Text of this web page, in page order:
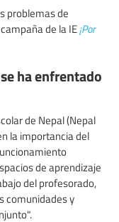
problemas de
de la IE ¡Por
ha enfrentado
de Nepal (Nepal
la importancia del
de aprendizaje
del profesorado,
comunidades y